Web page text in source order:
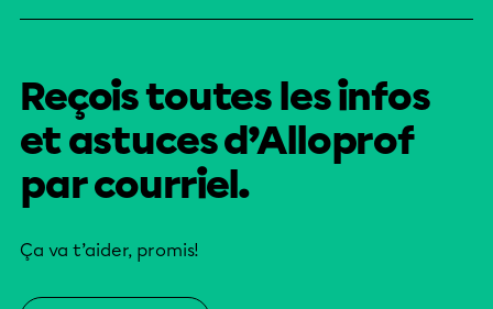
Reçois toutes les infos
et astuces d’Alloprof
par courriel.
Ça va t’aider, promis!